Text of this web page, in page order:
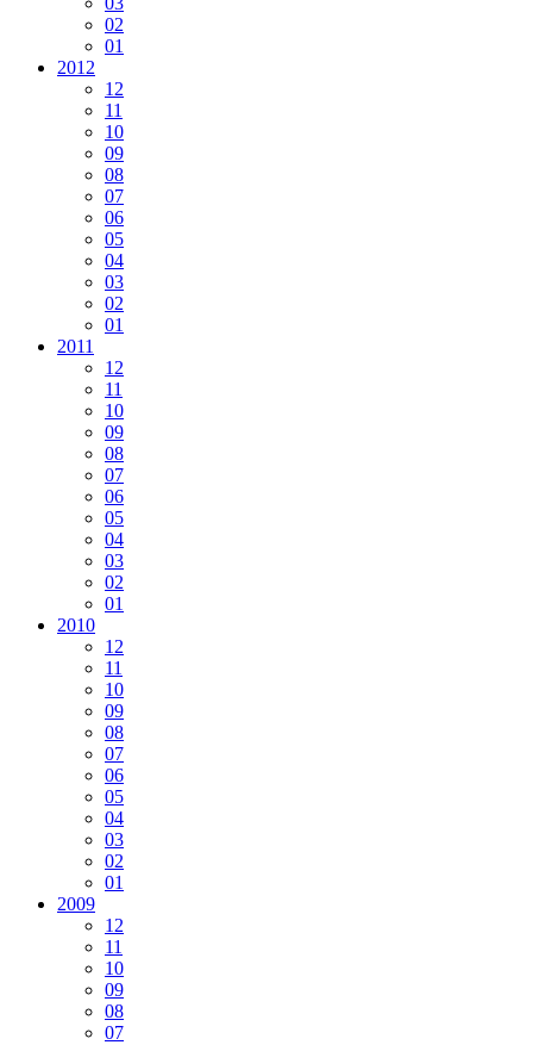
02
01
2012
12
11
10
09
08
07
06
05
04
03
02
01
2011
12
11
10
09
08
07
06
05
04
03
02
01
2010
12
11
10
09
08
07
06
05
04
03
02
01
2009
12
11
10
09
08
07